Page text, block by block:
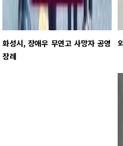
화성시, 장애우 무연고 사망자 공영
장례